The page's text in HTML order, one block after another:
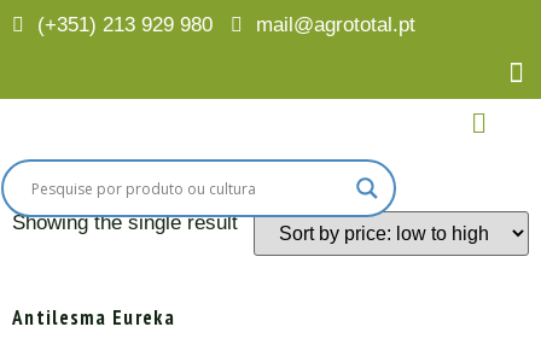
(+351) 213 929 980 mail@agrototal.pt
Lesmas e Caracóis
Showing the single result
Antilesma Eureka